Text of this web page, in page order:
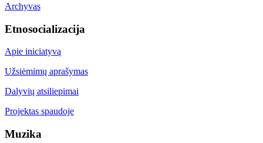
Archyvas
Etnosocializacija
Apie iniciatyvą
Užsiėmimų aprašymas
Dalyvių atsiliepimai
Projektas spaudoje
Muzika